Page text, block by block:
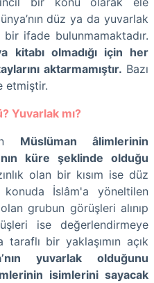
düz ya da yuvarlak
ifade bulunmamaktadır.
kitabı olmadığı için her
aktarmamıştır. Bazı
etmiştir.
Yuvarlak mı?
Müslüman âlimlerinin
küre şeklinde olduğu
olan bir kısım ise düz
İslâm'a yöneltilen
grubun görüşleri alınıp
ise değerlendirmeye
taraflı bir yaklaşımın açık
yuvarlak olduğunu
isimlerini sayacak